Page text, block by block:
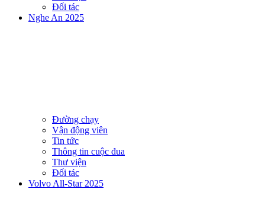
Đối tác
Nghe An 2025
Đường chạy
Vận động viên
Tin tức
Thông tin cuộc đua
Thư viện
Đối tác
Volvo All-Star 2025